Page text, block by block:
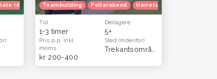
Venindetur Blå mandag
idéer Familietur Børnefødselsdag Julefrokost
Teambuilding Polterabend Herretur
Tid
1-3 timer
Deltagere
5+
Pris p.p. Inkl.
moms
kr 200-400
Sted (Indenfor)